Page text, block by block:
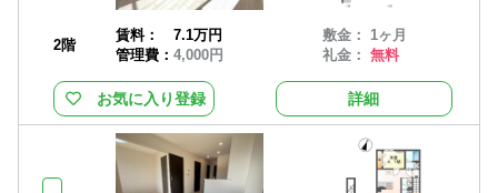
2階
賃料：
7.1万円
管理費： 4,000円
敷金： 1ヶ月
礼金：無料
お気に入り登録 詳細